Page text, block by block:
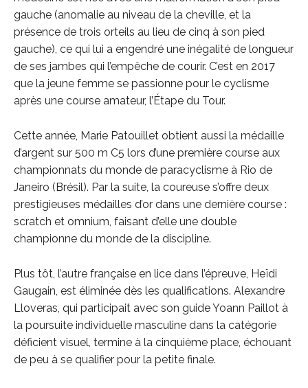
gauche (anomalie au niveau de la cheville, et la
présence de trois orteils au lieu de cinq à son pied
gauche), ce qui lui a engendré une inégalité de longueur
de ses jambes qui l’empêche de courir. C’est en 2017
que la jeune femme se passionne pour le cyclisme
après une course amateur, l’Étape du Tour.
Cette année, Marie Patouillet obtient aussi la médaille
d’argent sur 500 m C5 lors d’une première course aux
championnats du monde de paracyclisme à Rio de
Janeiro (Brésil). Par la suite, la coureuse s’offre deux
prestigieuses médailles d’or dans une dernière course :
scratch et omnium, faisant d’elle une double
championne du monde de la discipline.
Plus tôt, l’autre française en lice dans l’épreuve, Heïdi
Gaugain, est éliminée dès les qualifications. Alexandre
Lloveras, qui participait avec son guide Yoann Paillot à
la poursuite individuelle masculine dans la catégorie
déficient visuel, termine à la cinquième place, échouant
de peu à se qualifier pour la petite finale.